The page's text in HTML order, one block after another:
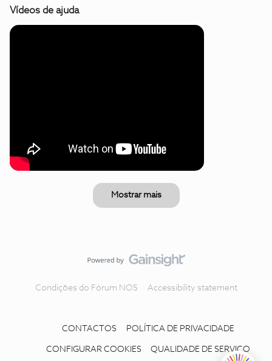
Vídeos de ajuda
Mostrar mais
Condições do Fórum NOS Accessibility statement
CONTACTOS POLÍTICA DE PRIVACIDADE
CONFIGURAR COOKIES QUALIDADE DE SERVIÇO